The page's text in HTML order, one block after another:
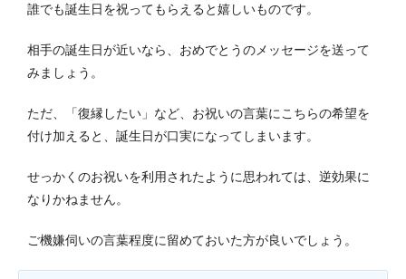
誰でも誕生日を祝ってもらえると嬉しいものです。
相手の誕生日が近いなら、おめでとうのメッセージを送って
みましょう。
ただ、「復縁したい」など、お祝いの言葉にこちらの希望を
付け加えると、誕生日が口実になってしまいます。
せっかくのお祝いを利用されたように思われては、逆効果に
なりかねません。
ご機嫌伺いの言葉程度に留めておいた方が良いでしょう。